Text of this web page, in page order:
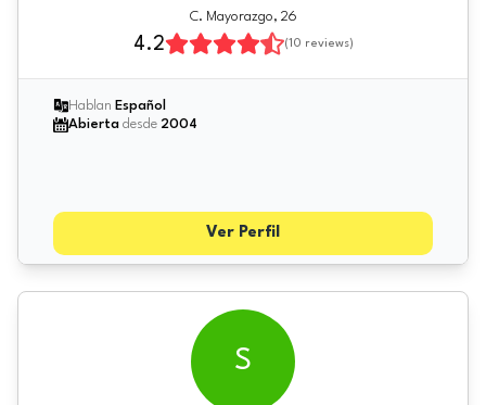
C. Mayorazgo, 26
4.2 (10 reviews)
Hablan Español
Abierta desde 2004
Ver Perfil
S